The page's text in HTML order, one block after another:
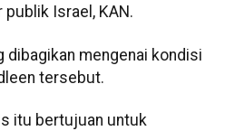
Israel, KAN.
dibagikan mengenai kondisi
tersebut.
itu bertujuan untuk